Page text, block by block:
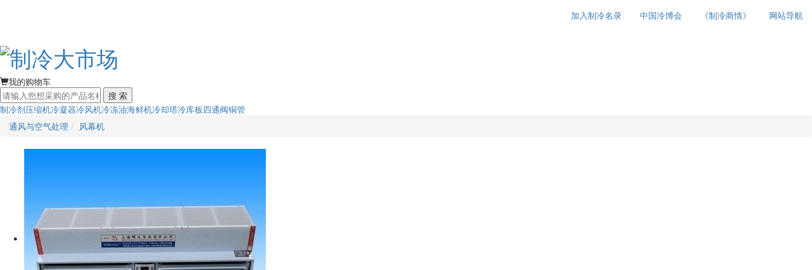
加入制冷名录 中国冷博会 《制冷商情》 网站导航
我的购物车
搜 索
制冷剂压缩机冷凝器冷风机冷冻油海鲜机冷却塔冷库板四通阀铜管
通风与空气处理
风幕机